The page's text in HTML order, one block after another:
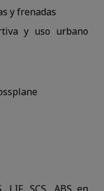
y frenadas
y uso urbano